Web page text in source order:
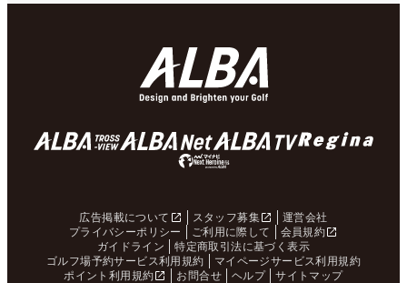
広告掲載について スタッフ募集
運営会社
プライバシーポリシー
ご利用に際して
会員規約
ガイドライン
特定商取引法に基づく表示
ゴルフ場予約サービス利用規約
マイページサービス利用規約
ポイント利用規約
お問合せ ヘルプ サイトマップ